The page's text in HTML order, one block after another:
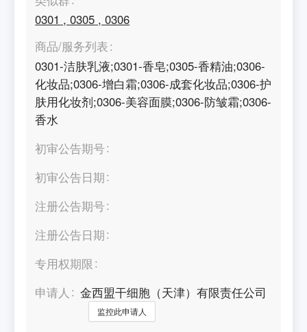
0301 ,0305 ,0306
商品/服务列表
0301-洁肤乳液;0301-香皂;0305-香精油;0306-
化妆品;0306-增白霜;0306-成套化妆品;0306-护
肤用化妆剂;0306-美容面膜;0306-防皱霜;0306-
香水
初审公告期号
初审公告日期
注册公告期号
注册公告日期
专用权期限
申请人
金西盟干细胞（天津）有限责任公司
监控此申请人